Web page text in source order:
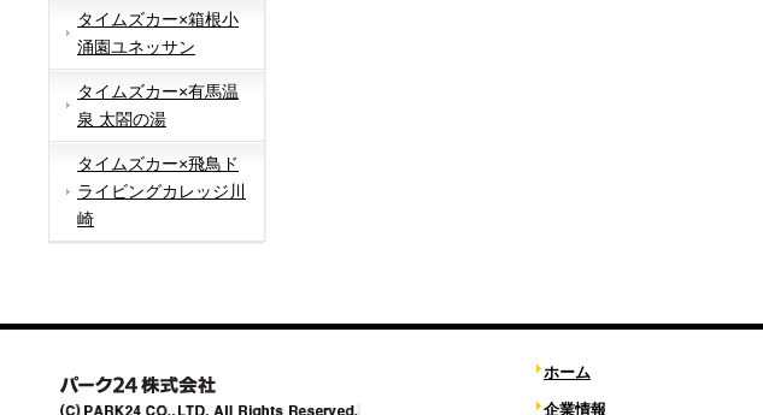
タイムズカー×箱根小
涌園ユネッサン
タイムズカー×有馬温
泉 太閤の湯
タイムズカー×飛鳥ド
ライビングカレッジ川
崎
ホーム
企業情報